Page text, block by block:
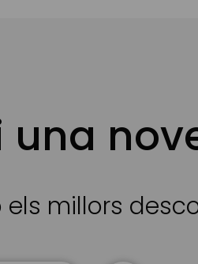
una
millors